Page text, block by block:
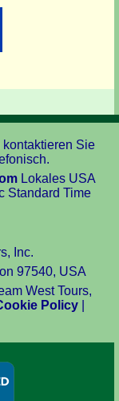
Sie
Lokales USA
Standard Time
Inc.
97540, USA
West Tours,
Policy